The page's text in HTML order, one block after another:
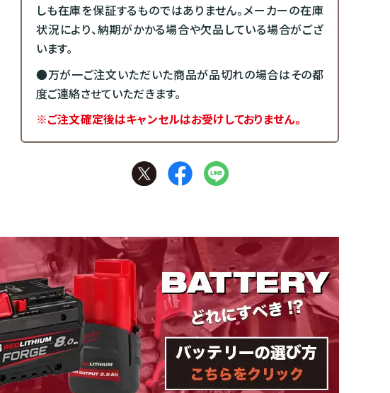
しも在庫を保証するものではありません。メーカーの在庫
状況により、納期がかかる場合や欠品している場合がござ
います。
●万が一ご注文いただいた商品が品切れの場合はその都
度ご連絡させていただきます。
※ご注文確定後はキャンセルはお受けしておりません。